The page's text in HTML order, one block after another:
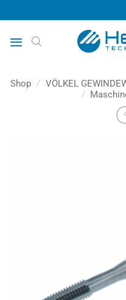
Inhalt
springen
Shop / VÖLKEL
/